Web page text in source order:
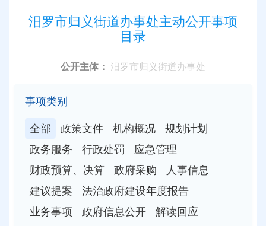
汨罗市归义街道办事处主动公开事项
目录
公开主体： 汨罗市归义街道办事处
事项类别
全部 政策文件 机构概况
规划计划
政务服务
行政处罚
应急管理
财政预算、决算
政府采购
人事信息
建议提案
法治政府建设年度报告
业务事项
政府信息公开 解读回应